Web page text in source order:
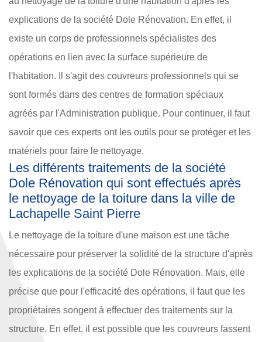
explications de la société Dole Rénovation. En effet, il
existe un corps de professionnels spécialistes des
opérations en lien avec la surface supérieure de
l'habitation. Il s'agit des couvreurs professionnels qui se
sont formés dans des centres de formation spéciaux
agréés par l'Administration publique. Pour continuer, il faut
savoir que ces experts ont les outils pour se protéger et les
matériels pour faire le nettoyage.
Les différents traitements de la société
Dole Rénovation qui sont effectués après
le nettoyage de la toiture dans la ville de
Lachapelle Saint Pierre
Le nettoyage de la toiture d'une maison est une tâche
nécessaire pour préserver la solidité de la structure d'après
les explications de la société Dole Rénovation. Mais, elle
précise que pour l'efficacité des opérations, il faut que les
propriétaires songent à effectuer des traitements sur la
structure. En effet, il est possible que les couvreurs fassent